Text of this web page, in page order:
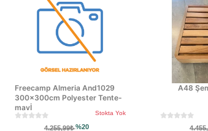
Freecamp Almeria And1029
300x300cm Polyester Tente-
mavİ
Stokta Yok
4.255,99₺%20
A48